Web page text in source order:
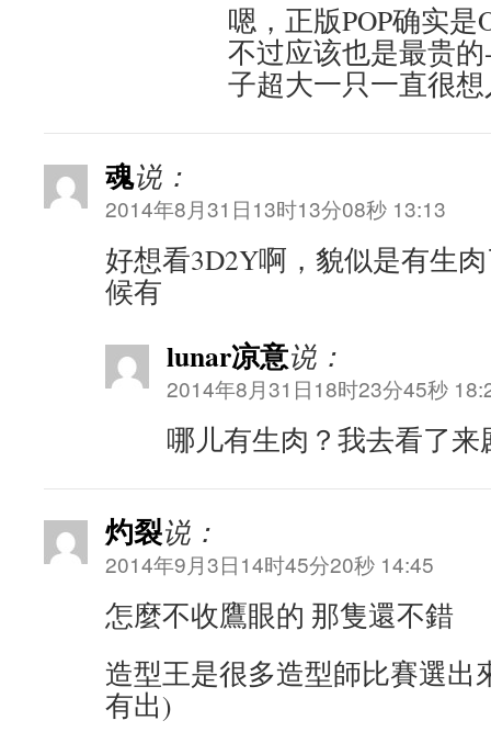
嗯，正版POP确实
不过应该也是最贵的
子超大一只一直很
魂说：
2014年8月31日13时13分08秒 13:13
好想看3D2Y啊，貌似是有生
候有
lunar凉意说：
2014年8月31日18时23分45秒
哪儿有生肉？我去看了来
灼裂说：
2014年9月3日14时45分20秒 14:45
怎麼不收鷹眼的 那隻還不錯
造型王是很多造型師比賽選出
有出)